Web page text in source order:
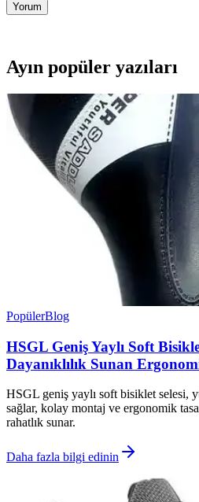
Yorum
Ayın popüler yazıları
PopülerBlog
HSGL Geniş Yaylı Soft
Dayanıklılık Sunan
HSGL geniş yaylı soft bisiklet selesi,
sağlar, kolay montaj ve ergonomik
rahatlık sunar.
Daha fazla bilgi edinin